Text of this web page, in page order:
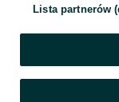
Lista partnerów